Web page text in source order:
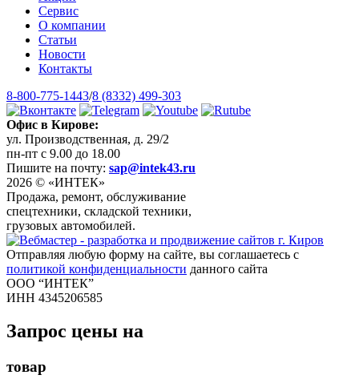
Сервис
О компании
Статьи
Новости
Контакты
8-800-775-1443/8 (8332) 499-303
Офис в Кирове:
ул. Производственная, д. 29/2
пн-пт с 9.00 до 18.00
Пишите на почту: sap@intek43.ru
2026 © «ИНТЕК»
Продажа, ремонт, обслуживание
спецтехники, складской техники,
грузовых автомобилей.
Отправляя любую форму на сайте, вы соглашаетесь с
политикой конфиденциальности данного сайта
ООО “ИНТЕК”
ИНН 4345206585
Запрос цены на
товар